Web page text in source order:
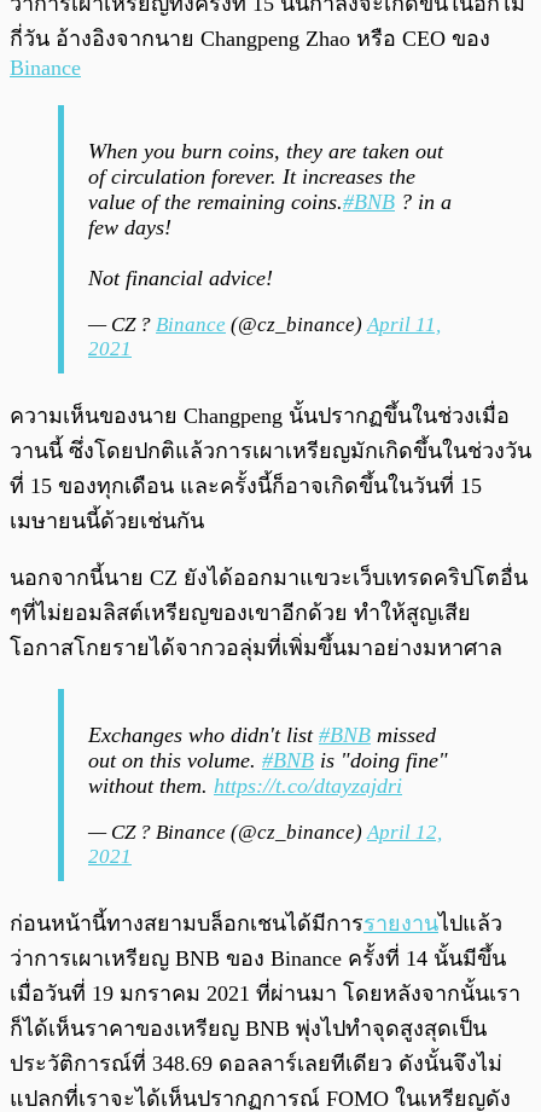
กี่วัน อ้างอิงจากนาย Changpeng Zhao หรือ CEO ของ
Binance
When you burn coins, they are taken out
of circulation forever. It increases the
value of the remaining coins.#BNB ? in a
few days!
Not financial advice!
— CZ ? Binance (@cz_binance) April 11,
2021
ความเห็นของนาย Changpeng นั้นปรากฏขึ้นในช่วงเมื่อ
วานนี้ ซึ่งโดยปกติแล้วการเผาเหรียญมักเกิดขึ้นในช่วงวัน
ที่ 15 ของทุกเดือน และครั้งนี้ก็อาจเกิดขึ้นในวันที่ 15
เมษายนนี้ด้วยเช่นกัน
นอกจากนี้นาย CZ ยังได้ออกมาแขวะเว็บเทรดคริปโตอื่น
ๆที่ไม่ยอมลิสต์เหรียญของเขาอีกด้วย ทำให้สูญเสีย
โอกาสโกยรายได้จากวอลุ่มที่เพิ่มขึ้นมาอย่างมหาศาล
Exchanges who didn't list #BNB missed
out on this volume. #BNB is "doing fine"
without them. https://t.co/dtayzajdri
— CZ ? Binance (@cz_binance) April 12,
2021
ก่อนหน้านี้ทางสยามบล็อกเชนได้มีการรายงานไปแล้ว
ว่าการเผาเหรียญ BNB ของ Binance ครั้งที่ 14 นั้นมีขึ้น
เมื่อวันที่ 19 มกราคม 2021 ที่ผ่านมา โดยหลังจากนั้นเรา
ก็ได้เห็นราคาของเหรียญ BNB พุ่งไปทำจุดสูงสุดเป็น
ประวัติการณ์ที่ 348.69 ดอลลาร์เลยทีเดียว ดังนั้นจึงไม่
แปลกที่เราจะได้เห็นปรากฏการณ์ FOMO ในเหรียญดัง